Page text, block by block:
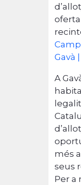
Gavà
A
més
seus
Per a